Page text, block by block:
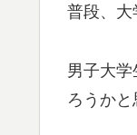
普段、大
男子大
ろうかと